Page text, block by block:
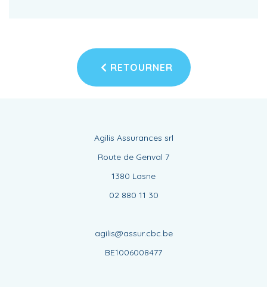
RETOURNER
Agilis Assurances srl
Route de Genval 7
1380 Lasne
02 880 11 30
agilis@assur.cbc.be
BE1006008477